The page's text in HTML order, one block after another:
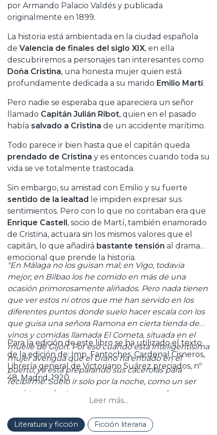
por Armando Palacio Valdés y publicada
originalmente en 1899.
La historia está ambientada en la ciudad española
de Valencia de finales del siglo XIX, en ella
descubriremos a personajes tan interesantes como
Doña Cristina, una honesta mujer quien está
profundamente dedicada a su marido Emilio Martí.
Pero nadie se esperaba que apareciera un señor
llamado Capitán Julián Ribot, quien en el pasado
había salvado a Cristina de un accidente marítimo.
Todo parece ir bien hasta que el capitán queda
prendado de Cristina y es entonces cuando toda su
vida se ve totalmente trastocada.
Sin embargo, su amistad con Emilio y su fuerte
sentido de la lealtad le impiden expresar sus
sentimientos. Pero con lo que no contaban era que
Enrique Castell, socio de Martí, también enamorado
de Cristina, actuara sin los mismos valores que el
capitán, lo que añadirá bastante tensión al drama
emocional que prende la historia.
"En Málaga no los guisan mal; en Vigo, todavia
mejor; en Bilbao los he comido en más de una
ocasión primorosamente aliñados. Pero nada tienen
que ver estos ni otros que me han servido en los
diferentes puntos donde suelo hacer escala con los
que guisa una señora Ramona en cierta tienda de
vinos y comidas llamada El Cometa, situada en el
muelle de Gijón. Por eso cuando esta inteligentísima
mujer averigua que el Urano ha entrado en el
puerto, ya está preparando sus cacerolas para
recibirme. Suelo ir solo por la noche, como un ser
egoísta y voluptuoso que soy; me ponen la mesa en
un rincón de la trastienda, y allí, a mis anchas, gozo
placeres inefables y he pillado más de una
indigestión."
Para la edición de este libro se ha utilizado el texto
de la edición de: Imp. Fantoches, Cardenal Cisneros,
Librería general de Victoriano Suárez preciados, nº
48, Madrid, 1920.
Leer más...
Literatura y ficción Ficción literaria